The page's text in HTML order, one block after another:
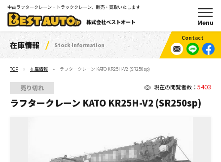
中古ラフタークレーン・トラッククレーン、販売・買取いたします
株式会社ベストオート
在庫情報 Stock Information
TOP 在庫情報 ラフタークレーン KATO KR25H-V2 (SR250sp)
現在の閲覧者数： 5403
売り切れ
ラフタークレーン KATO KR25H-V2 (SR250sp)